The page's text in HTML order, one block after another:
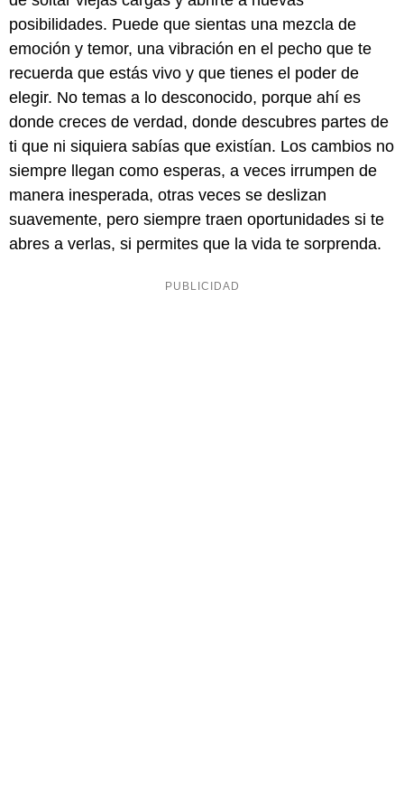
posibilidades. Puede que sientas una mezcla de
emoción y temor, una vibración en el pecho que te
recuerda que estás vivo y que tienes el poder de
elegir. No temas a lo desconocido, porque ahí es
donde creces de verdad, donde descubres partes de
ti que ni siquiera sabías que existían. Los cambios no
siempre llegan como esperas, a veces irrumpen de
manera inesperada, otras veces se deslizan
suavemente, pero siempre traen oportunidades si te
abres a verlas, si permites que la vida te sorprenda.